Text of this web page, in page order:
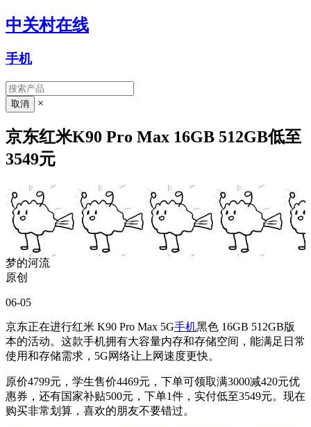
中关村在线
手机
×
京东红米K90 Pro Max 16GB 512GB低至
3549元
梦的河流
原创
06-05
京东正在进行红米 K90 Pro Max 5G手机黑色 16GB 512GB版
本的活动。这款手机拥有大容量内存和存储空间，能满足日常
使用和存储需求，5G网络让上网速度更快。
原价4799元，学生售价4469元，下单可领取满3000减420元优
惠券，还有国家补贴500元，下单1件，实付低至3549元。现在
购买非常划算，喜欢的朋友不要错过。